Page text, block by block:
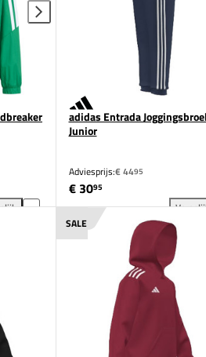
adidas Tiro 26 League Windbreaker Kids
adidas Entrada
Junior
Adviesprijs:€ 4495
€ 3095
SALE